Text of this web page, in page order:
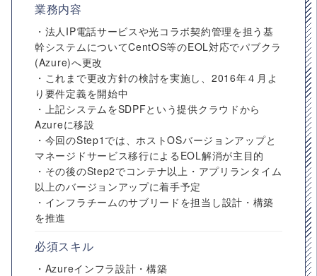
業務内容
・法人IP電話サービスや光コラボ契約管理を担う基
幹システムについてCentOS等のEOL対応でパブクラ
(Azure)へ更改
・これまで更改方針の検討を実施し、2016年４月よ
り要件定義を開始中
・上記システムをSDPFという提供クラウドから
Azureに移設
・今回のStep1では、ホストOSバージョンアップと
マネージドサービス移行によるEOL解消が主目的
・その後のStep2でコンテナ以上・アプリランタイム
以上のバージョンアップに着手予定
・インフラチームのサブリードを担当し設計・構築
を推進
必須スキル
・Azureインフラ設計・構築